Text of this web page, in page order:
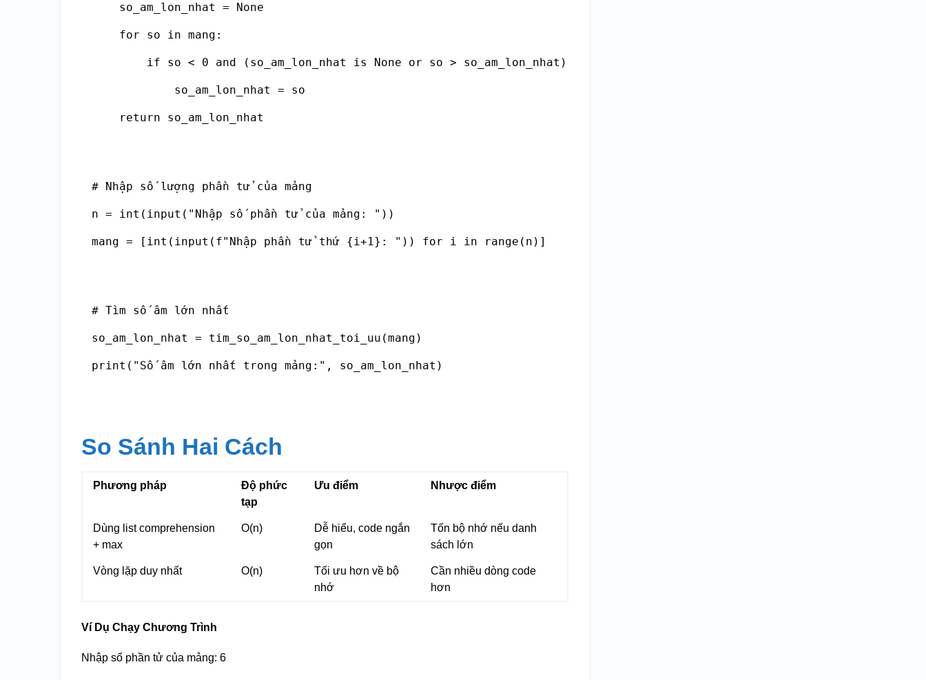
so_am_lon_nhat = None
for so in mang:
if so < 0 and (so_am_lon_nhat is None or so > so_am_lon_nhat):
so_am_lon_nhat = so
return so_am_lon_nhat
# Nhập số lượng phần tử của mảng
n = int(input("Nhập số phần tử của mảng: "))
mang = [int(input(f"Nhập phần tử thứ {i+1}: ")) for i in range(n)]
# Tìm số âm lớn nhất
so_am_lon_nhat = tim_so_am_lon_nhat_toi_uu(mang)
print("Số âm lớn nhất trong mảng:", so_am_lon_nhat)
So Sánh Hai Cách
Phương pháp
Độ phức
tạp
Ưu điểm Nhược điểm
Dùng list comprehension
+ max
O(n)
Dễ hiểu, code ngắn
gọn
Tốn bộ nhớ nếu danh
sách lớn
Vòng lặp duy nhất O(n)
Tối ưu hơn về bộ
nhớ
Cần nhiều dòng code
hơn
Ví Dụ Chạy Chương Trình
Nhập số phần tử của mảng: 6